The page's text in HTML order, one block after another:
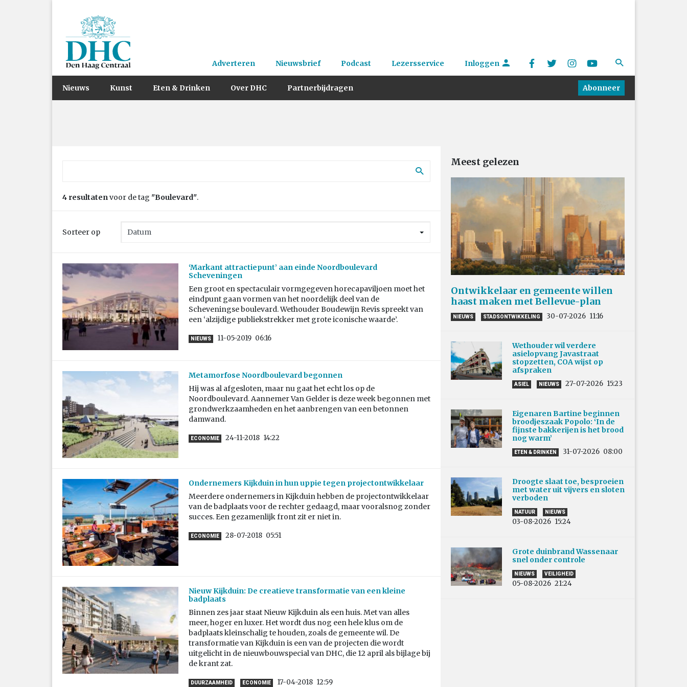
Adverteren Nieuwsbrief Podcast Lezersservice Inloggen
Nieuws Kunst Eten & Drinken Over DHC Partnerbijdragen Abonneer
4 resultatenvoor de tag "Boulevard".
Sorteer op
‘Markant attractiepunt’ aan einde Noordboulevard
Scheveningen
Een groot en spectaculair vormgegeven horecapaviljoen moet het
eindpunt gaan vormen van het noordelijk deel van de
Scheveningse boulevard. Wethouder Boudewijn Revis spreekt van
een ‘alzijdige publiekstrekker met grote iconische waarde’.
NIEUWS 11-05-2019 06:16
Metamorfose Noordboulevard begonnen
Hij was al afgesloten, maar nu gaat het echt los op de
Noordboulevard. Aannemer Van Gelder is deze week begonnen met
grondwerkzaamheden en het aanbrengen van een betonnen
damwand.
ECONOMIE 24-11-2018 14:22
Ondernemers Kijkduin in hun uppie tegen projectontwikkelaar
Meerdere ondernemers in Kijkduin hebben de projectontwikkelaar
van de badplaats voor de rechter gedaagd, maar vooralsnog zonder
succes. Een gezamenlijk front zit er niet in.
ECONOMIE 28-07-2018 05:51
Nieuw Kijkduin: De creatieve transformatie van een kleine
badplaats
Binnen zes jaar staat Nieuw Kijkduin als een huis. Met van alles
meer, hoger en luxer. Het wordt dus nog een hele klus om de
badplaats kleinschalig te houden, zoals de gemeente wil. De
transformatie van Kijkduin is een van de projecten die wordt
uitgelicht in de nieuwbouwspecial van DHC, die 12 april als bijlage bij
de krant zat.
DUURZAAMHEID ECONOMIE 17-04-2018 12:59
Meest gelezen
Ontwikkelaar en gemeente willen
haast maken met Bellevue-plan
NIEUWS STADSONTWIKKELING 30-07-2026 11:16
Wethouder wil verdere
asielopvang Javastraat
stopzetten, COA wijst op
afspraken
ASIEL NIEUWS 27-07-2026 15:23
Eigenaren Bartine beginnen
broodjeszaak Popolo: ‘In de
fijnste bakkerijen is het brood
nog warm’
ETEN & DRINKEN 31-07-2026 08:00
Droogte slaat toe, besproeien
met water uit vijvers en sloten
verboden
NATUUR NIEUWS
03-08-2026 15:24
Grote duinbrand Wassenaar
snel onder controle
NIEUWS VEILIGHEID
05-08-2026 21:24